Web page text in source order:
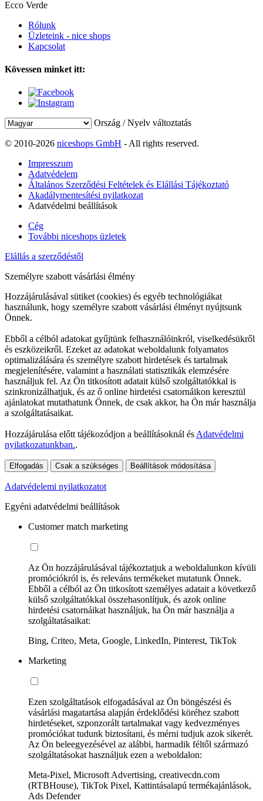
Ecco Verde
Rólunk
Üzleteink - nice shops
Kapcsolat
Kövessen minket itt:
Ország / Nyelv változtatás
© 2010-2026 niceshops GmbH - All rights reserved.
Impresszum
Adatvédelem
Általános Szerződési Feltételek és Elállási Tájékoztató
Akadálymentesítési nyilatkozat
Adatvédelmi beállítások
Cég
További niceshops üzletek
Elállás a szerződéstől
Személyre szabott vásárlási élmény
Hozzájárulásával sütiket (cookies) és egyéb technológiákat
használunk, hogy személyre szabott vásárlási élményt nyújtsunk
Önnek.
Ebből a célból adatokat gyűjtünk felhasználóinkról, viselkedésükről
és eszközeikről. Ezeket az adatokat weboldalunk folyamatos
optimalizálására és személyre szabott hirdetések és tartalmak
megjelenítésére, valamint a használati statisztikák elemzésére
használjuk fel. Az Ön titkosított adatait külső szolgáltatókkal is
szinkronizálhatjuk, és az ő online hirdetési csatornáikon keresztül
ajánlatokat mutathatunk Önnek, de csak akkor, ha Ön már használja
a szolgáltatásaikat.
Hozzájárulása előtt tájékozódjon a beállításoknál és Adatvédelmi
nyilatkozatunkban..
Elfogadás Csak a szükséges Beállítások módosítása
Adatvédelemi nyilatkozatot
Egyéni adatvédelmi beállítások
Customer match marketing
Az Ön hozzájárulásával tájékoztatjuk a weboldalunkon kívüli
promóciókról is, és releváns termékeket mutatunk Önnek.
Ebből a célból az Ön titkosított személyes adatait a következő
külső szolgáltatókkal összehasonlítjuk, és azok online
hirdetési csatornáikat használjuk, ha Ön már használja a
szolgáltatásaikat:
Bing, Criteo, Meta, Google, LinkedIn, Pinterest, TikTok
Marketing
Ezen szolgáltatások elfogadásával az Ön böngészési és
vásárlási magatartása alapján érdeklődési köréhez szabott
hirdetéseket, szponzorált tartalmakat vagy kedvezményes
promóciókat tudunk biztosítani, és mérni tudjuk azok sikerét.
Az Ön beleegyezésével az alábbi, harmadik féltől származó
szolgáltatásokat használjuk ezen a weboldalon:
Meta-Pixel, Microsoft Advertising, creativecdn.com
(RTBHouse), TikTok Pixel, Kattintásalapú termékajánlások,
Ads Defender